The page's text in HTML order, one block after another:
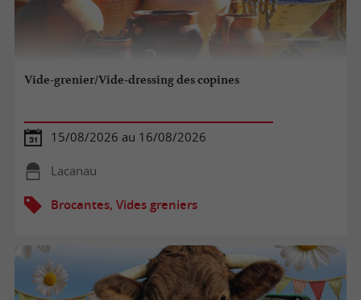
Vide-grenier/Vide-dressing des copines
15/08/2026 au 16/08/2026
Lacanau
Brocantes, Vides greniers